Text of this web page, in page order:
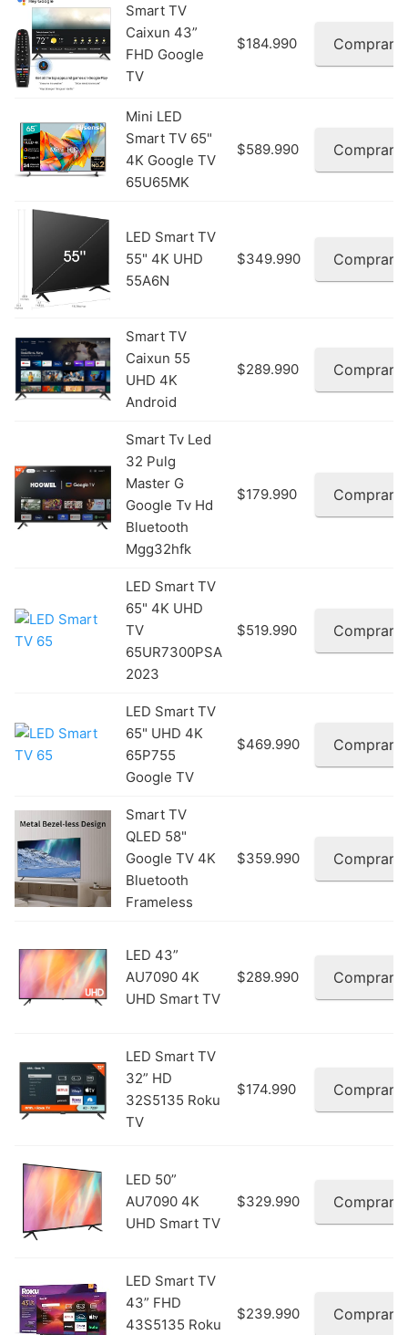
Smart TV
Caixun 43”
FHD Google
TV
$184.990 Comprar
Mini LED
Smart TV 65"
4K Google TV
65U65MK
$589.990 Comprar
LED Smart TV
55" 4K UHD
55A6N
$349.990 Comprar
Smart TV
Caixun 55
UHD 4K
Android
$289.990 Comprar
Smart Tv Led
32 Pulg
Master G
Google Tv Hd
Bluetooth
Mgg32hfk
$179.990 Comprar
LED Smart TV
65" 4K UHD
TV
65UR7300PSA
2023
$519.990 Comprar
LED Smart TV
65" UHD 4K
65P755
Google TV
$469.990 Comprar
Smart TV
QLED 58"
Google TV 4K
Bluetooth
Frameless
$359.990 Comprar
LED 43”
AU7090 4K
UHD Smart TV
$289.990 Comprar
LED Smart TV
32” HD
32S5135 Roku
TV
$174.990 Comprar
LED 50”
AU7090 4K
UHD Smart TV
$329.990 Comprar
LED Smart TV
43” FHD
43S5135 Roku
$239.990 Comprar